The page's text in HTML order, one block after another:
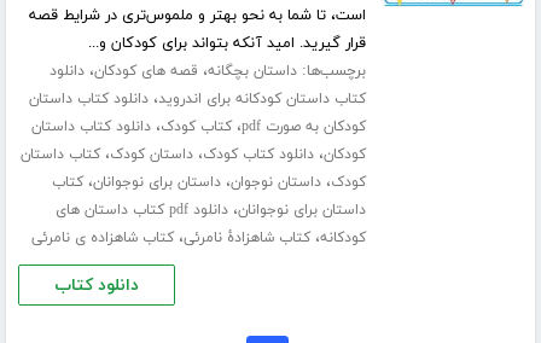
است، تا شما به نحو بهتر و ملموس‌تری در شرایط قصه
قرار گیرید. امید آنکه بتواند برای کودکان و...
برچسب‌ها:داستان بچگانه، قصه های کودکان،دانلود
کتاب داستان کودکانه برای اندروید،دانلود کتاب داستان
کودکان به صورت pdf
،کتاب کودک،دانلود کتاب داستان
کودکان،دانلود کتاب کودک،داستان کودک،کتاب داستان
کودک،داستان نوجوان،داستان برای نوجوانان،کتاب
داستان برای نوجوانان،
دانلود pdf کتاب داستان های
کودکانه،کتاب شاهزادۀ نامرئی،کتاب شاهزاده ی نامرئی
دانلود کتاب